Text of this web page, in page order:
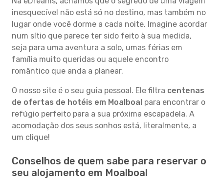
inesquecível não está só no destino, mas também no
lugar onde você dorme a cada noite. Imagine acordar
num sítio que parece ter sido feito à sua medida,
seja para uma aventura a solo, umas férias em
família muito queridas ou aquele encontro
romântico que anda a planear.
O nosso site é o seu guia pessoal. Ele filtra centenas
de ofertas de hotéis em Moalboal para encontrar o
refúgio perfeito para a sua próxima escapadela. A
acomodação dos seus sonhos está, literalmente, a
um clique!
Conselhos de quem sabe para reservar o
seu alojamento em Moalboal